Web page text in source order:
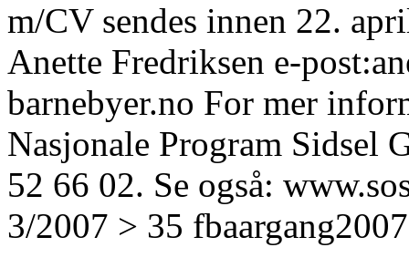
m/CV sendes innen 22.
Anette Fredriksen e-
barnebyer.no For mer
Nasjonale Program Sidsel
52 66 02. Se også:
3/2007 > 35